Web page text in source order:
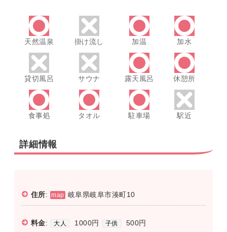
天然温泉 掛け流し 加温 加水
貸切風呂 サウナ 露天風呂 休憩所
食事処 タオル 駐車場 駅近
詳細情報
住所: map 岐阜県岐阜市湊町10
料金: 大人 1000円 子供 500円